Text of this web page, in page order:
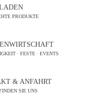
PRODUKTE
· FESTE · EVENTS
& ANFAHRT
SIE UNS